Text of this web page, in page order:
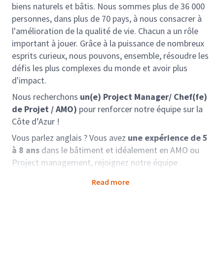
biens naturels et bâtis. Nous sommes plus de 36 000
personnes, dans plus de 70 pays, à nous consacrer à
l'amélioration de la qualité de vie. Chacun a un rôle
important à jouer. Grâce à la puissance de nombreux
esprits curieux, nous pouvons, ensemble, résoudre les
défis les plus complexes du monde et avoir plus
d'impact.
Nous recherchons un(e) Project Manager/ Chef(fe)
de Projet / AMO) pour renforcer notre équipe sur la
Côte d’Azur !
Vous parlez anglais ? Vous avez une expérience de 5
à 8 ans dans le bâtiment et idéalement en AMO ou
Project management, rejoignez notre équipe
Read more